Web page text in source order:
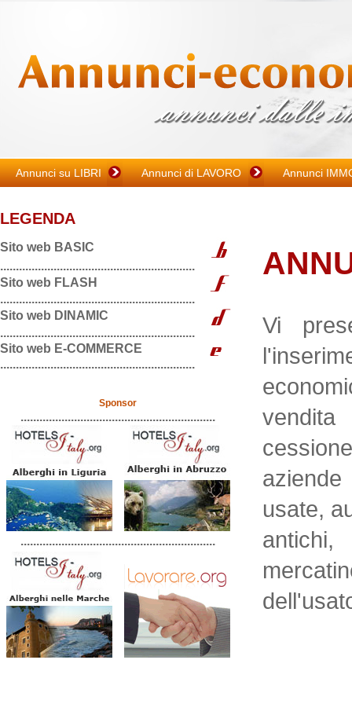
Annunci su LIBRI Annunci di LAVORO Annunci
LEGENDA
Sito web BASIC
..............................................................
Sito web FLASH
..............................................................
Sito web DINAMIC
..............................................................
Sito web E-COMMERCE
..............................................................
Sponsor
..............................................................
..............................................................
Vi
vendita
usate,